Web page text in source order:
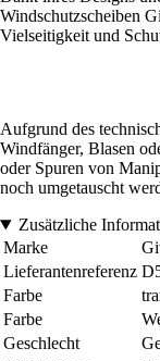
Windschutzscheiben
Vielseitigkeit und
Aufgrund des
Windfänger, Blasen
oder Spuren von
noch umgetauscht
Zusätzliche
Marke
Lieferantenreferenz
Farbe
Farbe
Geschlecht